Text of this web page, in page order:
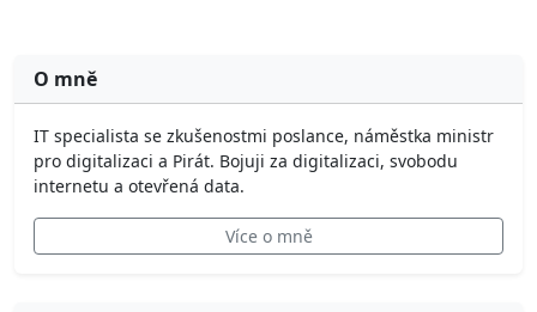
O mně
IT specialista se zkušenostmi poslance, náměstka ministr
pro digitalizaci a Pirát. Bojuji za digitalizaci, svobodu
internetu a otevřená data.
Více o mně